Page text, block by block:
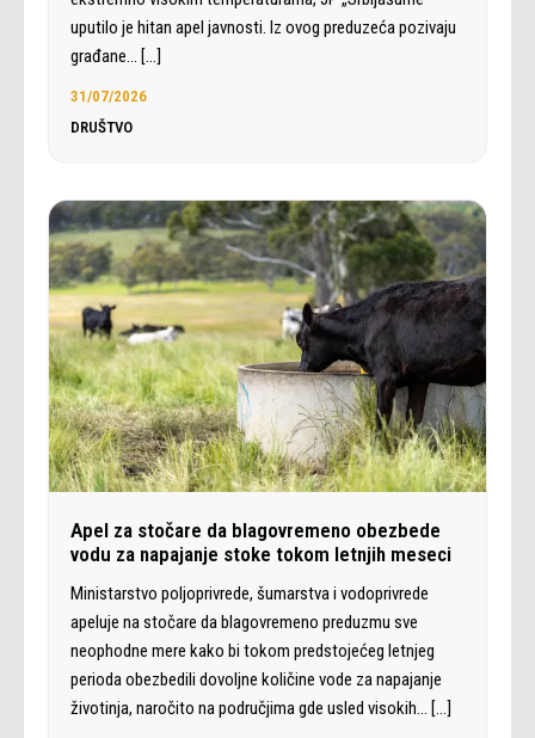
uputilo je hitan apel javnosti. Iz ovog preduzeća pozivaju
građane… […]
31/07/2026
DRUŠTVO
Apel za stočare da blagovremeno obezbede
vodu za napajanje stoke tokom letnjih meseci
Ministarstvo poljoprivrede, šumarstva i vodoprivrede
apeluje na stočare da blagovremeno preduzmu sve
neophodne mere kako bi tokom predstojećeg letnjeg
perioda obezbedili dovoljne količine vode za napajanje
životinja, naročito na područjima gde usled visokih… […]